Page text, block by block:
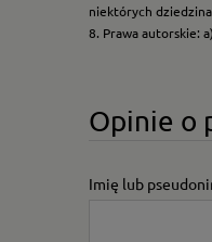
niektórych
8. Prawa autorskie:
Opinie o
Imię lub